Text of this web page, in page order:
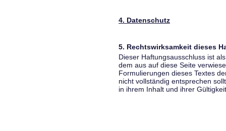
4. Datenschutz
5. Rechtswirksamkeit dieses
Dieser Haftungsausschluss ist
dem aus auf diese Seite
Formulierungen dieses Textes
nicht vollständig entsprechen
in ihrem Inhalt und ihrer